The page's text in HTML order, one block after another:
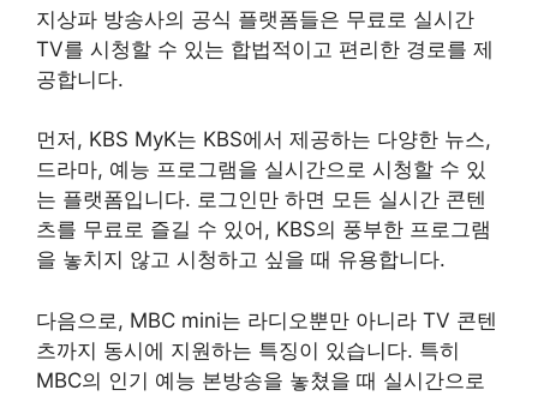
지상파 방송사의 공식 플랫폼들은 무료로 실시간
TV를 시청할 수 있는 합법적이고 편리한 경로를 제
공합니다.
먼저, KBS MyK는 KBS에서 제공하는 다양한 뉴스,
드라마, 예능 프로그램을 실시간으로 시청할 수 있
는 플랫폼입니다. 로그인만 하면 모든 실시간 콘텐
츠를 무료로 즐길 수 있어, KBS의 풍부한 프로그램
을 놓치지 않고 시청하고 싶을 때 유용합니다.
다음으로, MBC mini는 라디오뿐만 아니라 TV 콘텐
츠까지 동시에 지원하는 특징이 있습니다. 특히
MBC의 인기 예능 본방송을 놓쳤을 때 실시간으로